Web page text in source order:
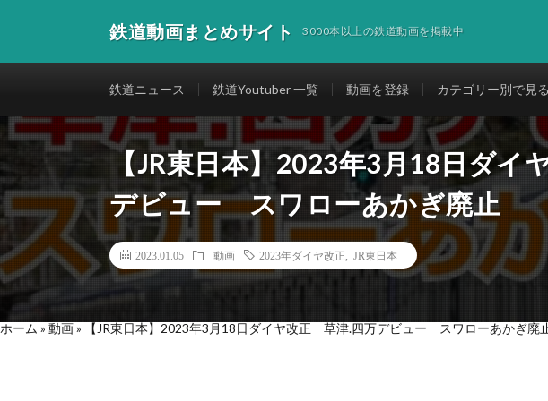
鉄道動画まとめサイト 3000本以上の鉄道動画を掲載中
鉄道ニュース 鉄道Youtuber 一覧 動画を登録 カテゴリー別で見る
【JR東日本】2023年3月18日ダ
デビュー スワローあかぎ廃止
2023.01.05 動画 2023年ダイヤ改正 JR東日本
ホーム » 動画» 【JR東日本】2023年3月18日ダイヤ改正 草津.四万デビュー スワローあかぎ廃